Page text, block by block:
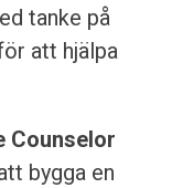
tanke på
att hjälpa
Counselor
bygga en